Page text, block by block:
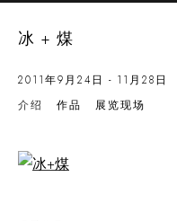
冰+煤
2011年9月24日 - 11月28日
介绍
作品 展览现场